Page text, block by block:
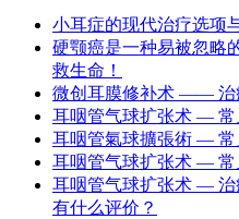
小耳症的现代治疗选项
硬颚癌是一种易被忽略
救生命！
微创耳膜修补术 —— 治
耳咽管气球扩张术 — 常
耳咽管氣球擴張術 — 常
耳咽管气球扩张术 — 常
耳咽管气球扩张术 — 治
有什么评价？